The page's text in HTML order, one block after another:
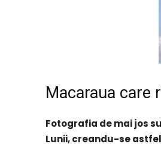
Macaraua care
Fotografia de mai jos
Lunii, creandu-se